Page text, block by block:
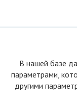
В нашей базе
параметрами,
другими